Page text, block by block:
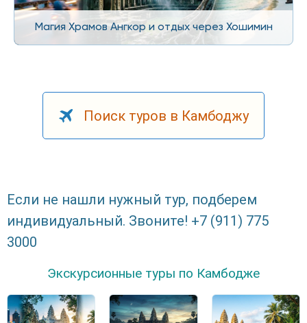
Магия Храмов Ангкор и отдых через Хошимин
Поиск туров в Камбоджу
Если не нашли нужный тур, подберем
индивидуальный. Звоните! +7 (911) 775
3000
Экскурсионные туры по Камбодже